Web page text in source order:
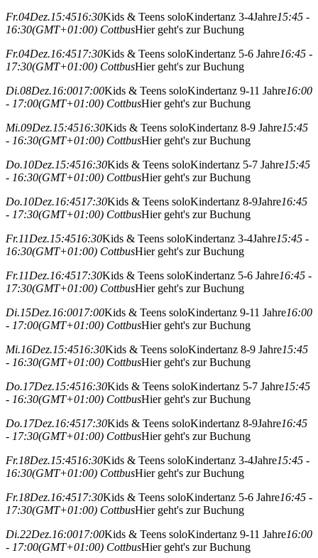
Fr.04Dez.15:4516:30Kids & Teens soloKindertanz 3-4Jahre15:45 -
16:30(GMT+01:00) CottbusHier geht's zur Buchung
Fr.04Dez.16:4517:30Kids & Teens soloKindertanz 5-6 Jahre16:45 -
17:30(GMT+01:00) CottbusHier geht's zur Buchung
Di.08Dez.16:0017:00Kids & Teens soloKindertanz 9-11 Jahre16:00
- 17:00(GMT+01:00) CottbusHier geht's zur Buchung
Mi.09Dez.15:4516:30Kids & Teens soloKindertanz 8-9 Jahre15:45
- 16:30(GMT+01:00) CottbusHier geht's zur Buchung
Do.10Dez.15:4516:30Kids & Teens soloKindertanz 5-7 Jahre15:45
- 16:30(GMT+01:00) CottbusHier geht's zur Buchung
Do.10Dez.16:4517:30Kids & Teens soloKindertanz 8-9Jahre16:45
- 17:30(GMT+01:00) CottbusHier geht's zur Buchung
Fr.11Dez.15:4516:30Kids & Teens soloKindertanz 3-4Jahre15:45 -
16:30(GMT+01:00) CottbusHier geht's zur Buchung
Fr.11Dez.16:4517:30Kids & Teens soloKindertanz 5-6 Jahre16:45 -
17:30(GMT+01:00) CottbusHier geht's zur Buchung
Di.15Dez.16:0017:00Kids & Teens soloKindertanz 9-11 Jahre16:00
- 17:00(GMT+01:00) CottbusHier geht's zur Buchung
Mi.16Dez.15:4516:30Kids & Teens soloKindertanz 8-9 Jahre15:45
- 16:30(GMT+01:00) CottbusHier geht's zur Buchung
Do.17Dez.15:4516:30Kids & Teens soloKindertanz 5-7 Jahre15:45
- 16:30(GMT+01:00) CottbusHier geht's zur Buchung
Do.17Dez.16:4517:30Kids & Teens soloKindertanz 8-9Jahre16:45
- 17:30(GMT+01:00) CottbusHier geht's zur Buchung
Fr.18Dez.15:4516:30Kids & Teens soloKindertanz 3-4Jahre15:45 -
16:30(GMT+01:00) CottbusHier geht's zur Buchung
Fr.18Dez.16:4517:30Kids & Teens soloKindertanz 5-6 Jahre16:45 -
17:30(GMT+01:00) CottbusHier geht's zur Buchung
Di.22Dez.16:0017:00Kids & Teens soloKindertanz 9-11 Jahre16:00
- 17:00(GMT+01:00) CottbusHier geht's zur Buchung